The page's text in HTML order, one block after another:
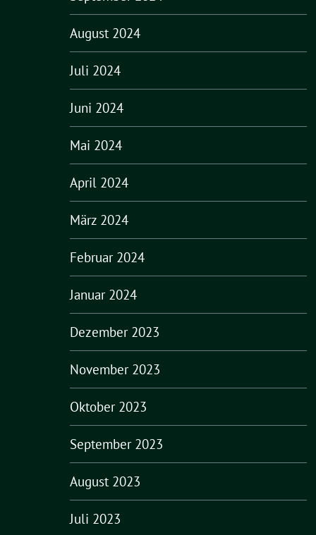
August 2024
Juli 2024
Juni 2024
Mai 2024
April 2024
März 2024
Februar 2024
Januar 2024
Dezember 2023
November 2023
Oktober 2023
September 2023
August 2023
Juli 2023